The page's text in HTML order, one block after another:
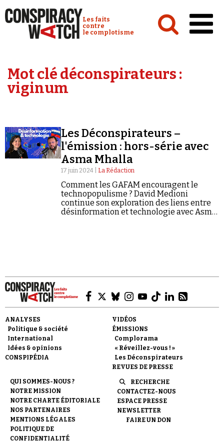
Conspiracy Watch :
Les faits
contre
le complotisme
Analyses
Émissions
Revues de presse
Faire un don
Mot clé déconspirateurs :
viginum
Les Déconspirateurs –
l'émission : hors-série avec
Asma Mhalla
17 juin 2024 | La Rédaction
Comment les GAFAM encouragent le
technopopulisme ? David Medioni
continue son exploration des liens entre
désinformation et technologie avec Asma
ANALYSES
Politique & société
International
Idées & opinions
CONSPIPÉDIA
VIDÉOS
ÉMISSIONS
Complorama
« Réveillez-vous ! »
Les Déconspirateurs
REVUES DE PRESSE
QUI SOMMES-NOUS ?
NOTRE MISSION
NOTRE CHARTE ÉDITORIALE
NOS PARTENAIRES
MENTIONS LÉGALES
POLITIQUE DE
CONFIDENTIALITÉ
RECHERCHE
CONTACTEZ-NOUS
ESPACE PRESSE
NEWSLETTER
FAIRE UN DON